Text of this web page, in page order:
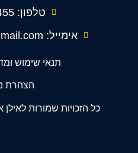
טלפון: 054-4211455
אימייל: n0544211455@gmail.com
תנאי שימוש
הצהרת
כל הזכויות שמורות